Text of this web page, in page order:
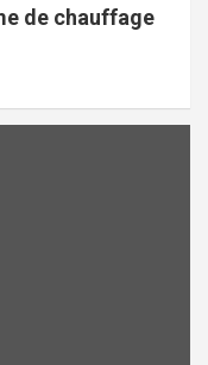
de chauffage